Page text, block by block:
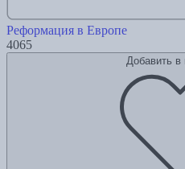
Реформация в Европе
4065
Добавить в